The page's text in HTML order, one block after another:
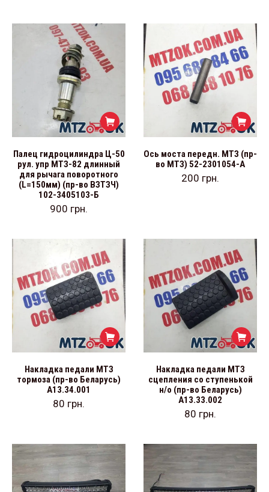
Палец гидроцилиндра Ц-50
рул. упр МТЗ-82 длинный
для рычага поворотного
(L=150мм) (пр-во ВЗТЗЧ)
102-3405103-Б
900 грн.
Ось моста передн. МТЗ (пр-
во МТЗ) 52-2301054-А
200 грн.
Накладка педали МТЗ
тормоза (пр-во Беларусь)
А13.34.001
80 грн.
Накладка педали МТЗ
сцепления со ступенькой
н/о (пр-во Беларусь)
А13.33.002
80 грн.